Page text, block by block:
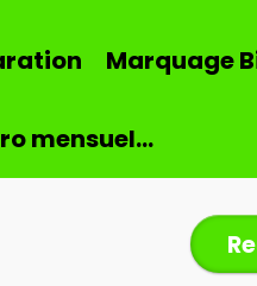
Marquage
mensuel…